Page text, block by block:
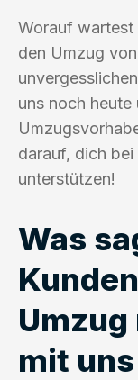
Worauf wartest
den Umzug
uns noch heute
darauf, dich
unterstützen!
Was
mit uns